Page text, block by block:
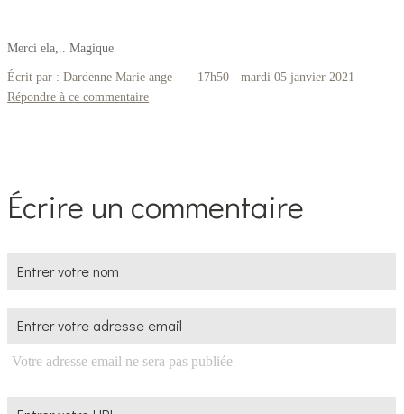
Merci ela,.. Magique
Écrit par :Dardenne Marie ange 17h50- mardi 05 janvier 2021
Répondre à ce commentaire
Écrire un commentaire
Votre adresse email ne sera pas publiée